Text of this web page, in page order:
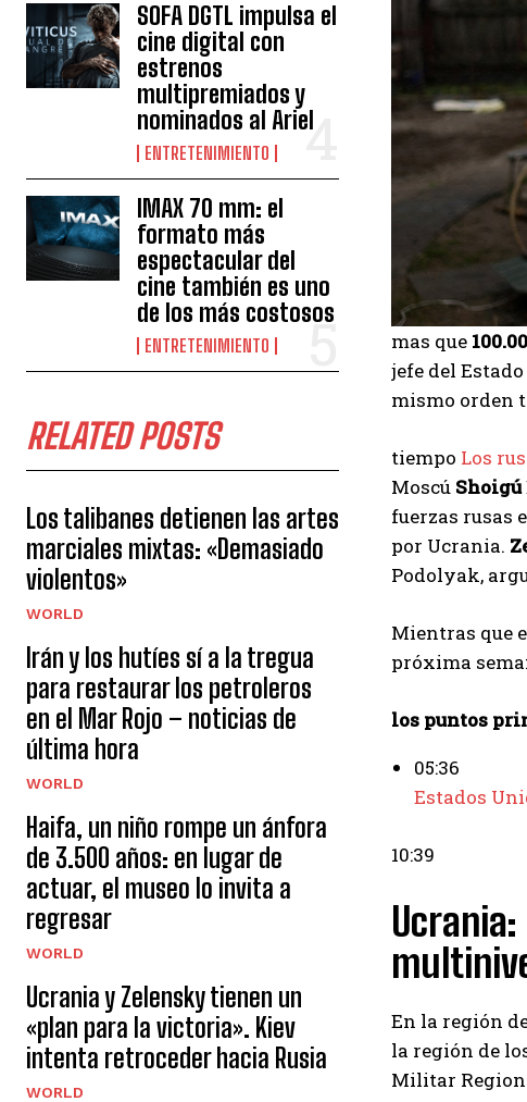
SOFA DGTL impulsa el
cine digital con
estrenos
multipremiados y
nominados al Ariel
ENTRETENIMIENTO
IMAX 70 mm: el
formato más
espectacular del
cine también es uno
de los más costosos
ENTRETENIMIENTO
RELATED POSTS
Los talibanes detienen las artes
marciales mixtas: «Demasiado
violentos»
WORLD
Irán y los hutíes sí a la tregua
para restaurar los petroleros
en el Mar Rojo – noticias de
última hora
WORLD
Haifa, un niño rompe un ánfora
de 3.500 años: en lugar de
actuar, el museo lo invita a
regresar
WORLD
Ucrania y Zelensky tienen un
«plan para la victoria». Kiev
intenta retroceder hacia Rusia
WORLD
mas que
jefe del
mismo orden
tiempo Los
Moscú Shoigú
fuerzas rusas
por Ucrania.
Podolyak,
Mientras que
próxima
los puntos
05:36
Estados
10:39
En la región
la región de
Militar